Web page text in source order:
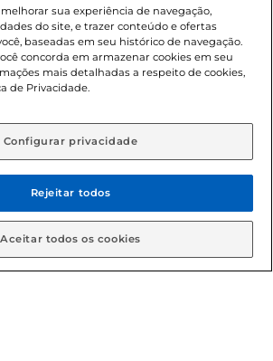
durante o dia de hoje, podendo
prévia notificação. Proibida a venda
para menores de 18 anos, conforme
81, inciso II (Estatuto da Criança e do
e condições exclusivos para o
mínimo para as compras on-line é de
Copyright. Todos os direitos
reservados Gbarbosa.
sua experiência de navegação,
do site, e trazer conteúdo e ofertas
baseadas em seu histórico de navegação.
concorda em armazenar cookies em seu
mais detalhadas a respeito de cookies,
de Privacidade.
Configurar privacidade
Rejeitar todos
Aceitar todos os cookies